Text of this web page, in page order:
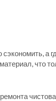
а
что